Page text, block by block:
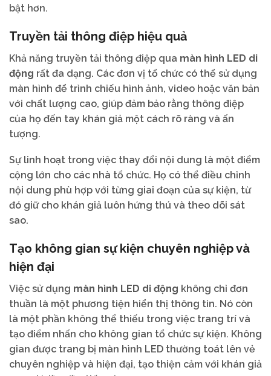
bật hơn.
Truyền tải thông điệp hiệu quả
Khả năng truyền tải thông điệp qua màn hình LED di
động rất đa dạng. Các đơn vị tổ chức có thể sử dụng
màn hình để trình chiếu hình ảnh, video hoặc văn bản
với chất lượng cao, giúp đảm bảo rằng thông điệp
của họ đến tay khán giả một cách rõ ràng và ấn
tượng.
Sự linh hoạt trong việc thay đổi nội dung là một điểm
cộng lớn cho các nhà tổ chức. Họ có thể điều chỉnh
nội dung phù hợp với từng giai đoạn của sự kiện, từ
đó giữ cho khán giả luôn hứng thú và theo dõi sát
sao.
Tạo không gian sự kiện chuyên nghiệp và
hiện đại
Việc sử dụng màn hình LED di động không chỉ đơn
thuần là một phương tiện hiển thị thông tin. Nó còn
là một phần không thể thiếu trong việc trang trí và
tạo điểm nhấn cho không gian tổ chức sự kiện. Không
gian được trang bị màn hình LED thường toát lên vẻ
chuyên nghiệp và hiện đại, tạo thiện cảm với khán giả